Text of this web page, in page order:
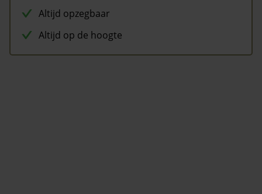
Altijd opzegbaar
Altijd op de hoogte